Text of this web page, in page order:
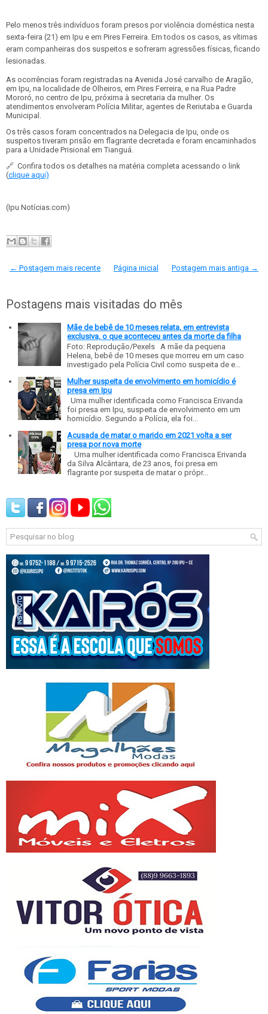
Pelo menos três indivíduos foram presos por violência doméstica nesta
sexta-feira (21) em Ipu e em Pires Ferreira. Em todos os casos, as vítimas
eram companheiras dos suspeitos e sofreram agressões físicas, ficando
lesionadas.
As ocorrências foram registradas na Avenida José carvalho de Aragão,
em Ipu, na localidade de Olheiros, em Pires Ferreira, e na Rua Padre
Mororó, no centro de Ipu, próxima à secretaria da mulher. Os
atendimentos envolveram Polícia Militar, agentes de Reriutaba e Guarda
Municipal.
Os três casos foram concentrados na Delegacia de Ipu, onde os
suspeitos tiveram prisão em flagrante decretada e foram encaminhados
para a Unidade Prisional em Tianguá.
🔗 Confira todos os detalhes na matéria completa acessando o link
(clique aqui)
(Ipu Notícias.com)
← Postagem mais recente Postagem mais antiga →
Página inicial
Postagens mais visitadas do mês
Mãe de bebê de 10 meses relata, em entrevista
exclusiva, o que aconteceu antes da morte da filha
Foto: Reprodução/Pexels A mãe da pequena
Helena, bebê de 10 meses que morreu em um caso
investigado pela Polícia Civil como suspeita de e...
Mulher suspeita de envolvimento em homicídio é
presa em Ipu
Uma mulher identificada como Francisca Erivanda
foi presa em Ipu, suspeita de envolvimento em um
homicídio. Segundo a Polícia, ela foi...
Acusada de matar o marido em 2021 volta a ser
presa por nova morte
Uma mulher identificada como Francisca Erivanda
da Silva Alcântara, de 23 anos, foi presa em
flagrante por suspeita de matar o própr...